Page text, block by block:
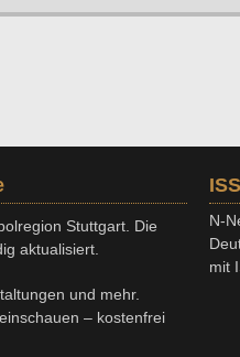
Stuttgart. Die
aktualisiert.
und mehr.
– kostenfrei
N-
mit